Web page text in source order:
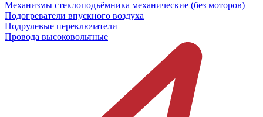
Механизмы стеклоподъёмника механические (без моторов)
Подогреватели впускного воздуха
Подрулевые переключатели
Провода высоковольтные